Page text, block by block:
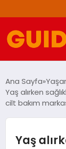
YAŞAM
Ana Sayfa
Yaş alırken
cilt bakım
Yaş